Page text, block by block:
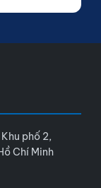
phố 2,
Chí Minh